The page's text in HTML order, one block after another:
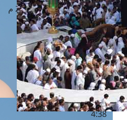
القاهرة · 06 أغسطس 2026 م
الفجر
4 :40
الشروق
6 :17
الظهر
1 : 1
العصر
4:38